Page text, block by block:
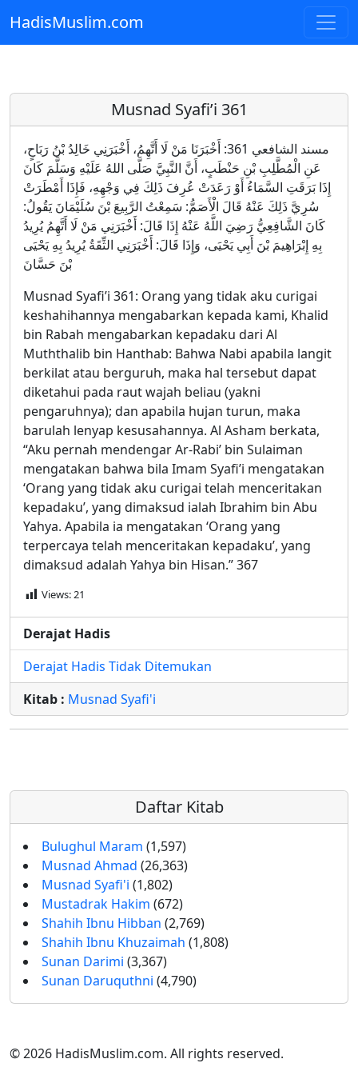
Skip to main content
HadisMuslim.com
Musnad Syafi’i 361
مسند الشافعي 361: أَخْبَرَنَا مَنْ لَا أَتَّهِمُ، أَخْبَرَنِي خَالِدُ بْنُ رَبَاحٍ،
عَنِ الْمُطَّلِبِ بْنِ حَنْطَبٍ، أَنَّ النَّبِيَّ صَلَّى اللهُ عَلَيْهِ وَسَلَّمَ كَانَ
إِذَا بَرَقَتِ السَّمَاءُ أَوْ رَعَدَتْ عُرِفَ ذَلِكَ فِي وَجْهِهِ، فَإِذَا أَمْطَرَتْ
سُرِيَّ ذَلِكَ عَنْهُ قَالَ الْأَصَمُّ: سَمِعْتُ الرَّبِيعَ بْنَ سُلَيْمَانَ يَقُولُ:
كَانَ الشَّافِعِيُّ رَضِيَ اللَّهُ عَنْهُ إِذَا قَالَ: أَخْبَرَنِي مَنْ لَا أَتَّهِمُ يُرِيدُ
بِهِ إِبْرَاهِيمَ بْنَ أَبِي يَحْيَى، وَإِذَا قَالَ: أَخْبَرَنِي الثِّقَةُ يُرِيدُ بِهِ يَحْيَى
بْنَ حَسَّانَ
Musnad Syafi’i 361: Orang yang tidak aku curigai
keshahihannya mengabarkan kepada kami, Khalid
bin Rabah mengabarkan kepadaku dari Al
Muththalib bin Hanthab: Bahwa Nabi apabila langit
berkilat atau berguruh, maka hal tersebut dapat
diketahui pada raut wajah beliau (yakni
pengaruhnya); dan apabila hujan turun, maka
barulah lenyap kesusahannya. Al Asham berkata,
“Aku pernah mendengar Ar-Rabi’ bin Sulaiman
mengatakan bahwa bila Imam Syafi’i mengatakan
‘Orang yang tidak aku curigai telah menceritakan
kepadaku’, yang dimaksud ialah Ibrahim bin Abu
Yahya. Apabila ia mengatakan ‘Orang yang
terpercaya telah menceritakan kepadaku’, yang
dimaksud adalah Yahya bin Hisan.” 367
Views:21
Derajat Hadis
Derajat Hadis Tidak Ditemukan
Kitab : Musnad Syafi'i
Daftar Kitab
Bulughul Maram (1,597)
Musnad Ahmad (26,363)
Musnad Syafi'i (1,802)
Mustadrak Hakim (672)
Shahih Ibnu Hibban (2,769)
Shahih Ibnu Khuzaimah (1,808)
Sunan Darimi (3,367)
Sunan Daruquthni (4,790)
© 2026 HadisMuslim.com. All rights reserved.